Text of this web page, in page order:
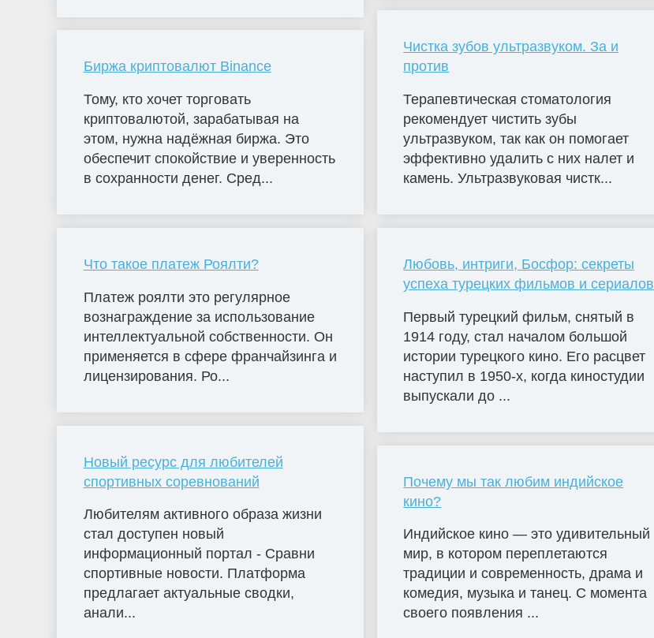
Биржа криптовалют Binance
Тому, кто хочет торговать
криптовалютой, зарабатывая на
этом, нужна надёжная биржа. Это
обеспечит спокойствие и уверенность
в сохранности денег. Сред...
Что такое платеж Роялти?
Платеж роялти это регулярное
вознаграждение за использование
интеллектуальной собственности. Он
применяется в сфере франчайзинга и
лицензирования. Ро...
Новый ресурс для любителей
спортивных соревнований
Любителям активного образа жизни
стал доступен новый
информационный портал - Сравни
спортивные новости. Платформа
предлагает актуальные сводки,
анали...
Чистка зубов ультразвуком. За и
против
Терапевтическая стоматология
рекомендует чистить зубы
ультразвуком, так как он помогает
эффективно удалить с них налет и
камень. Ультразвуковая чистк...
Любовь, интриги, Босфор: секреты
успеха турецких фильмов и сериалов
Первый турецкий фильм, снятый в
1914 году, стал началом большой
истории турецкого кино. Его расцвет
наступил в 1950-х, когда киностудии
выпускали до ...
Почему мы так любим индийское
кино?
Индийское кино — это удивительный
мир, в котором переплетаются
традиции и современность, драма и
комедия, музыка и танец. С момента
своего появления ...